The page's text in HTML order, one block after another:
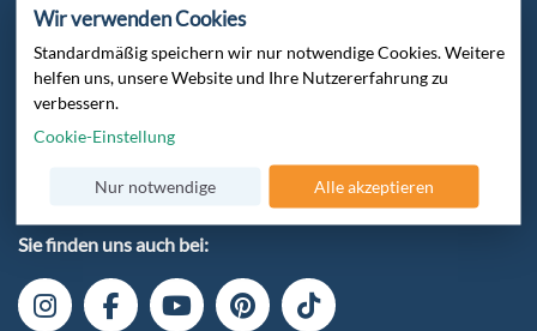
Sie finden uns auch bei:
E-Mail-Adresse:
OK
Kostenlos
Jederzeit abbestellbar
Wir verwenden Cookies
Standardmäßig speichern wir nur notwendige Cookies. Weitere
helfen uns, unsere Website und Ihre Nutzererfahrung zu
verbessern.
Cookie-Einstellung
Nur notwendige Alle akzeptieren